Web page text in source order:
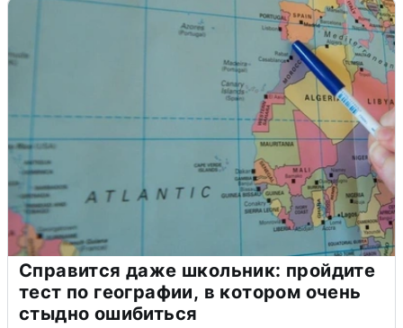
Справится даже школьник: пройдите
тест по географии, в котором очень
стыдно ошибиться